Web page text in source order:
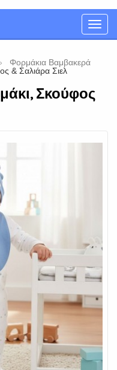
Toggle
Φορμάκια Βαμβακερά
& Σαλιάρα Σιελ
Σκούφος